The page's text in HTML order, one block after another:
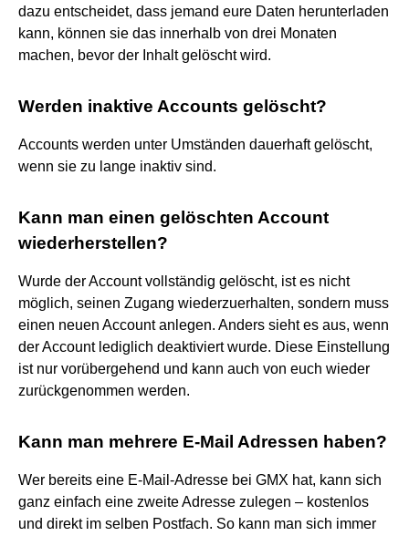
dazu entscheidet, dass jemand eure Daten herunterladen
kann, können sie das innerhalb von drei Monaten
machen, bevor der Inhalt gelöscht wird.
Werden inaktive Accounts gelöscht?
Accounts werden unter Umständen dauerhaft gelöscht,
wenn sie zu lange inaktiv sind.
Kann man einen gelöschten Account
wiederherstellen?
Wurde der Account vollständig gelöscht, ist es nicht
möglich, seinen Zugang wiederzuerhalten, sondern muss
einen neuen Account anlegen. Anders sieht es aus, wenn
der Account lediglich deaktiviert wurde. Diese Einstellung
ist nur vorübergehend und kann auch von euch wieder
zurückgenommen werden.
Kann man mehrere E-Mail Adressen haben?
Wer bereits eine E-Mail-Adresse bei GMX hat, kann sich
ganz einfach eine zweite Adresse zulegen – kostenlos
und direkt im selben Postfach. So kann man sich immer